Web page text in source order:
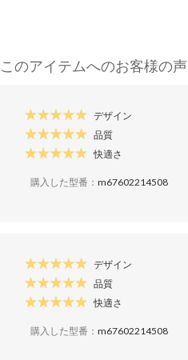
このアイテムへのお客様の声
デザイン
品質
快適さ
購入した型番： m67602214508
デザイン
品質
快適さ
購入した型番： m67602214508